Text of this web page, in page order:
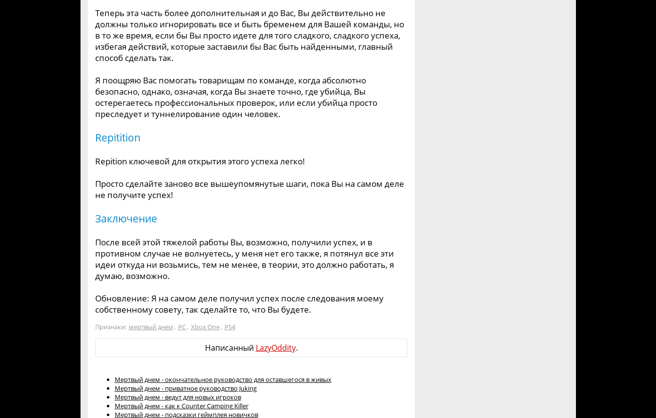
Теперь эта часть более дополнительная и до Вас, Вы действительно не
должны только игнорировать все и быть бременем для Вашей команды, но
в то же время, если бы Вы просто идете для того сладкого, сладкого успеха,
избегая действий, которые заставили бы Вас быть найденными, главный
способ сделать так.
Я поощряю Вас помогать товарищам по команде, когда абсолютно
безопасно, однако, означая, когда Вы знаете точно, где убийца, Вы
остерегаетесь профессиональных проверок, или если убийца просто
преследует и туннелирование один человек.
Repitition
Repition ключевой для открытия этого успеха легко!
Просто сделайте заново все вышеупомянутые шаги, пока Вы на самом деле
не получите успех!
Заключение
После всей этой тяжелой работы Вы, возможно, получили успех, и в
противном случае не волнуетесь, у меня нет его также, я потянул все эти
идеи откуда ни возьмись, тем не менее, в теории, это должно работать, я
думаю, возможно.
Обновление: Я на самом деле получил успех после следования моему
собственному совету, так сделайте то, что Вы будете.
Признаки: мертвый днем , PC, Xbox One, PS4
Написанный LazyOddity.
Мертвый днем - окончательное руководство для оставшегося в живых
Мертвый днем - приватное руководство Juking
Мертвый днем - ведут для новых игроков
Мертвый днем - как к Сounter Camping Killer
Мертвый днем - подсказки геймплея новичков